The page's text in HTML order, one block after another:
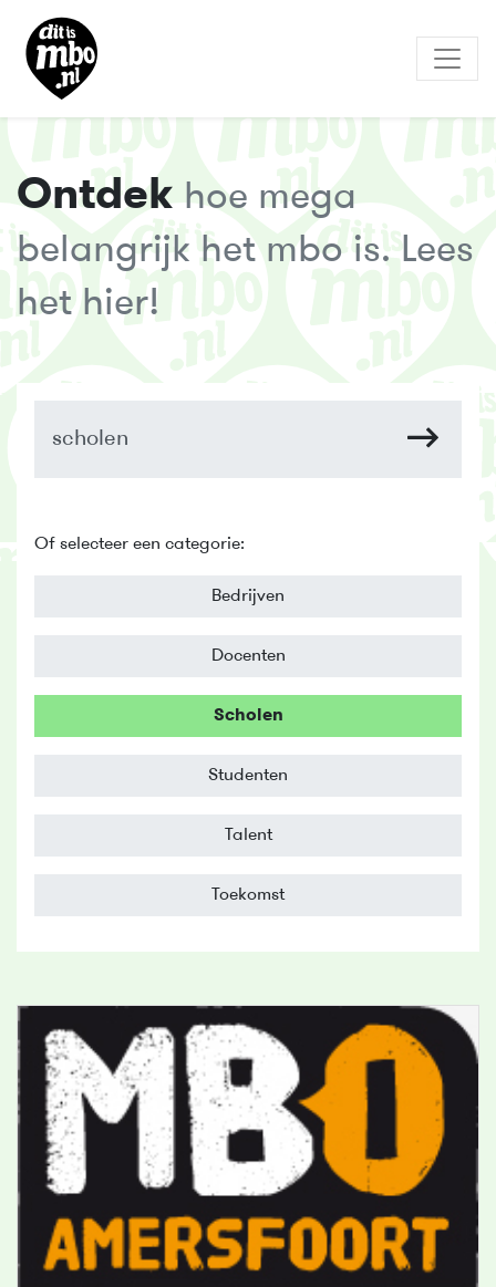
Ontdek hoe mega
belangrijk het mbo is. Lees
het hier!
Of selecteer een categorie:
Bedrijven
Docenten
Scholen
Studenten
Talent
Toekomst